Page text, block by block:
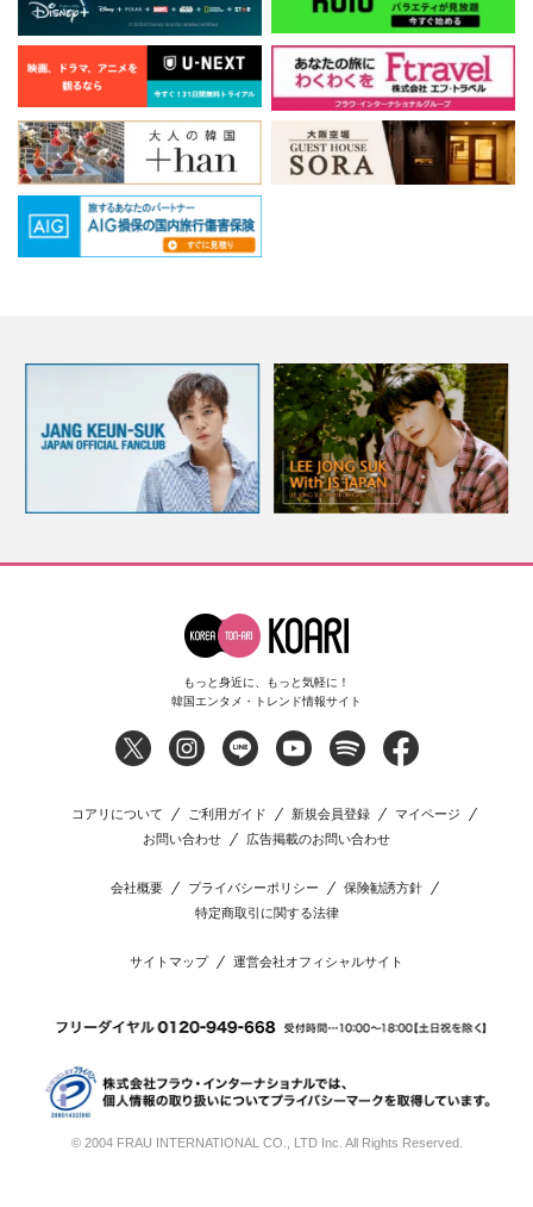
もっと身近に、もっと気軽に！
韓国エンタメ・トレンド情報サイト
コアリについて ご利用ガイド 新規会員登録
マイページ
お問い合わせ
広告掲載のお問い合わせ
会社概要 プライバシーポリシー
保険勧誘方針
特定商取引に関する法律
サイトマップ 運営会社オフィシャルサイト
© 2004 FRAU INTERNATIONAL CO., LTD Inc. All Rights Reserved.